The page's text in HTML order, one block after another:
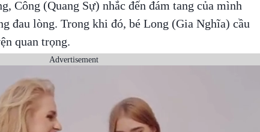
Công (Quang Sự) nhắc đến đám tang của mình
đau lòng. Trong khi đó, bé Long (Gia Nghĩa) cầu
quan trọng.
Advertisement